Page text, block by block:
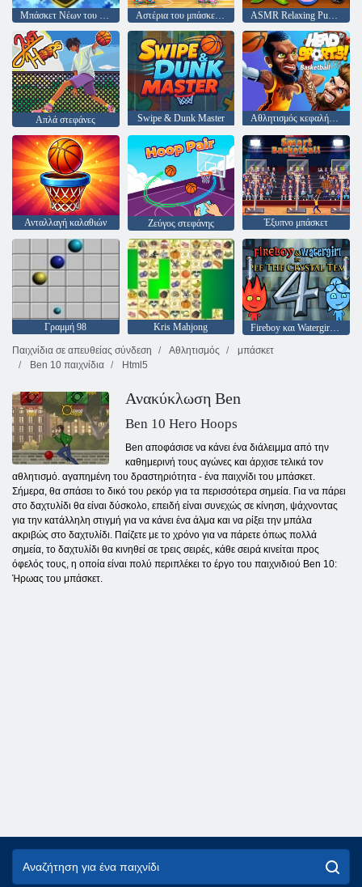
Μπάσκετ Νέων του Ώστιν Αστέρια του μπάσκετ 2026 ASMR Relaxing Puzzle Games
Απλά στεφάνες Swipe & Dunk Master Αθλητισμός κεφαλής! καλαθοσφαίρα
Ανταλλαγή καλαθιών Ζεύγος στεφάνης Έξυπνο μπάσκετ
Γραμμή 98 Kris Mahjong
Fireboy και Watergirl 4: Crystal Temple
Παιχνίδια σε απευθείας σύνδεση
Αθλητισμός
μπάσκετ
Ben 10 παιχνίδια
Html5
Ανακύκλωση Ben
Ben 10 Hero Hoops
Ben αποφάσισε να κάνει ένα διάλειμμα από την
καθημερινή τους αγώνες και άρχισε τελικά τον
αθλητισμό. αγαπημένη του δραστηριότητα - ένα παιχνίδι του μπάσκετ.
Σήμερα, θα σπάσει το δικό του ρεκόρ για τα περισσότερα σημεία. Για να πάρει
στο δαχτυλίδι θα είναι δύσκολο, επειδή είναι συνεχώς σε κίνηση, ψάχνοντας
για την κατάλληλη στιγμή για να κάνει ένα άλμα και να ρίξει την μπάλα
ακριβώς στο δαχτυλίδι. Παίζετε με το χρόνο για να πάρετε όπως πολλά
σημεία, το δαχτυλίδι θα κινηθεί σε τρεις σειρές, κάθε σειρά κινείται προς
όφελός τους, η οποία είναι πολύ περιπλέκει το έργο του παιχνιδιού Ben 10:
Ήρωας του μπάσκετ.